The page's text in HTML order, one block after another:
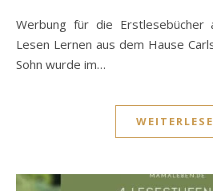
Werbung für die Erstlesebücher aus der Reihe: Einfach
Lesen Lernen aus dem Hause
Sohn wurde im…